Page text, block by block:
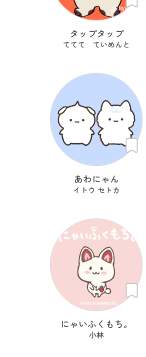
タップタップ
ててて ていめんと
あわにゃん
イトウ セトカ
にゃいふくもち。
小林